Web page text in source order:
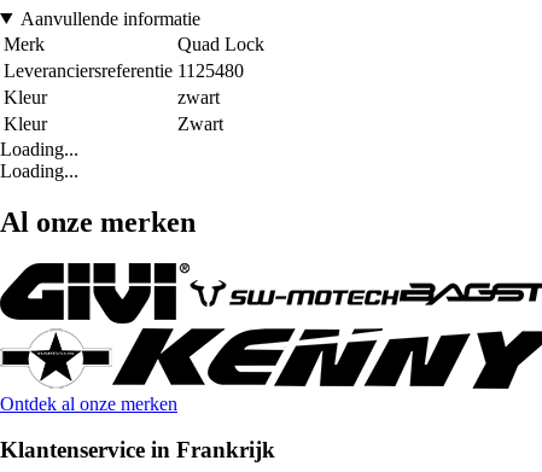
Aanvullende informatie
Merk
Quad Lock
Leveranciersreferentie 1125480
Kleur
zwart
Kleur
Zwart
Loading...
Loading...
Al onze merken
Ontdek al onze merken
Klantenservice in Frankrijk